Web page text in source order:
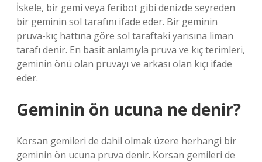
İskele, bir gemi veya feribot gibi denizde seyreden
bir geminin sol tarafını ifade eder. Bir geminin
pruva-kıç hattına göre sol taraftaki yarısına liman
tarafı denir. En basit anlamıyla pruva ve kıç terimleri,
geminin önü olan pruvayı ve arkası olan kıçı ifade
eder.
Geminin ön ucuna ne denir?
Korsan gemileri de dahil olmak üzere herhangi bir
geminin ön ucuna pruva denir. Korsan gemileri de